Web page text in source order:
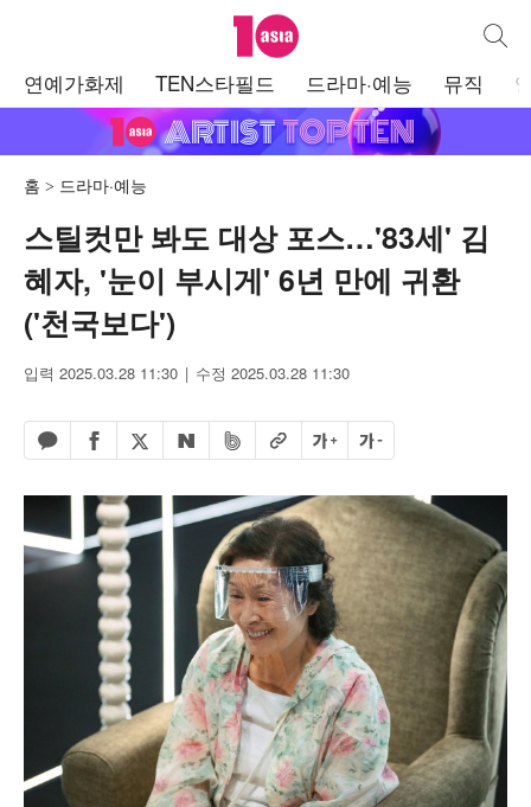
텐아시아 통합
연예가화제 TEN스타필드 드라마·예능 뮤직
홈 드라마·예능
스틸컷만 봐도 대상 포스…'83세' 김
혜자, '눈이 부시게' 6년 만에 귀환
('천국보다')
입력 2025.03.28 11:30 수정 2025.03.28 11:30
카카오톡 공유하기
페이스북 공유하기
엑스 공유하기
네이버 공유하기
밴드 공유하기
URL복사글자 크게글자 작게